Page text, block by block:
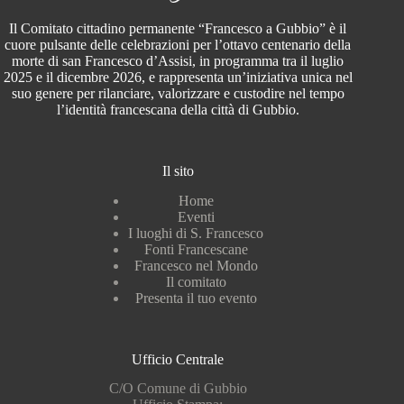
Il Comitato cittadino permanente “Francesco a Gubbio” è il
cuore pulsante delle celebrazioni per l’ottavo centenario della
morte di san Francesco d’Assisi, in programma tra il luglio
2025 e il dicembre 2026, e rappresenta un’iniziativa unica nel
suo genere per rilanciare, valorizzare e custodire nel tempo
l’identità francescana della città di Gubbio.
Il sito
Home
Eventi
I luoghi di S. Francesco
Fonti Francescane
Francesco nel Mondo
Il comitato
Presenta il tuo evento
Ufficio Centrale
C/O Comune di Gubbio